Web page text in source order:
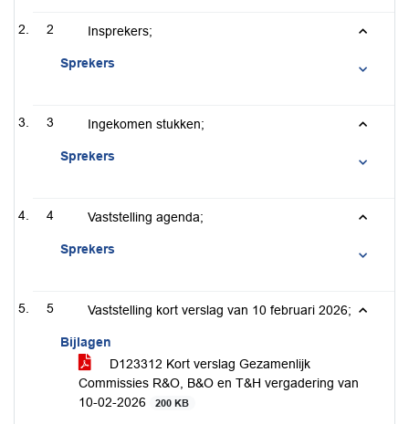
2 Insprekers;
Sprekers
3 Ingekomen stukken;
Sprekers
4 Vaststelling agenda;
Sprekers
5 Vaststelling kort verslag van 10 februari 2026;
Bijlagen
D123312 Kort verslag Gezamenlijk
Commissies R&O, B&O en T&H vergadering van
10-02-2026
200 KB